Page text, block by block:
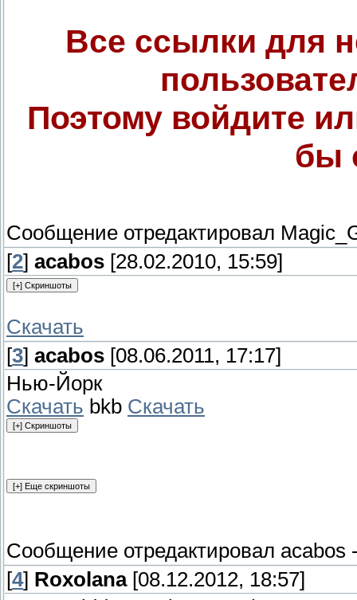
Все ссылки для
Поэтому войдите
бы
Сообщение отредактировал
[2] acabos [28.02.2010, 15:59]
Скачать
[3] acabos [08.06.2011, 17:17]
Нью-Йорк
Скачать bkb Скачать
Сообщение отредактировал acabos
[4] Roxolana[08.12.2012, 18:57]